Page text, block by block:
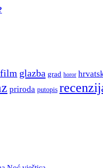
film glazba grad horor
priroda putopis